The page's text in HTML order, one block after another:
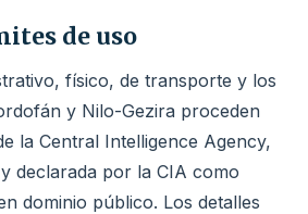
de uso
físico, de transporte y los
y Nilo-Gezira proceden
la Central Intelligence Agency,
declarada por la CIA como
dominio público. Los detalles